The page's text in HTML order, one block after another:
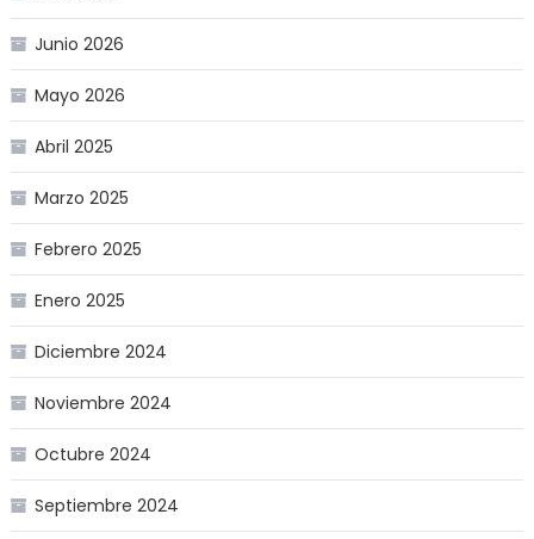
Junio 2026
Mayo 2026
Abril 2025
Marzo 2025
Febrero 2025
Enero 2025
Diciembre 2024
Noviembre 2024
Octubre 2024
Septiembre 2024